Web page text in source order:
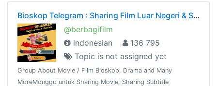
Bioskop Telegram : Sharing Film Luar Negeri & Subtitle
@berbagifilm
indonesian
136 795
Topic is not assigned yet
Group About Movie / Film Bioskop, Drama and Many
MoreMonggo untuk Sharing Movie, Sharing Subtitle